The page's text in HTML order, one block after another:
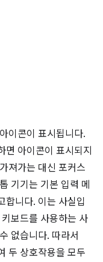
이콘이 표시됩니다.
면 아이콘이 표시되지
져가는 대신 포커스
기기는 기본 입력 메
합니다. 이는 사실입
보드를 사용하는 사
없습니다. 따라서
두 상호작용을 모두